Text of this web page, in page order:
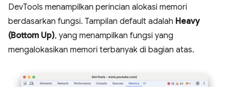
DevTools menampilkan perincian alokasi memori
berdasarkan fungsi. Tampilan default adalah Heavy
(Bottom Up), yang menampilkan fungsi yang
mengalokasikan memori terbanyak di bagian atas.